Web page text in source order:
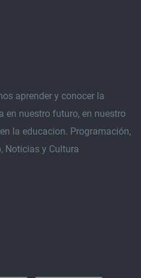
aprender y conocer la
en nuestro futuro, en nuestro
la educacion. Programación,
Noticias y Cultura